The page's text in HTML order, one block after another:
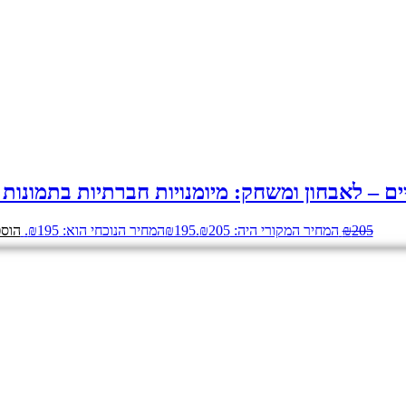
– לאבחון ומשחק: מיומנויות חברתיות
₪205 המחיר המקורי היה: ₪205. ₪195 המחיר הנוכחי הוא: ₪195.